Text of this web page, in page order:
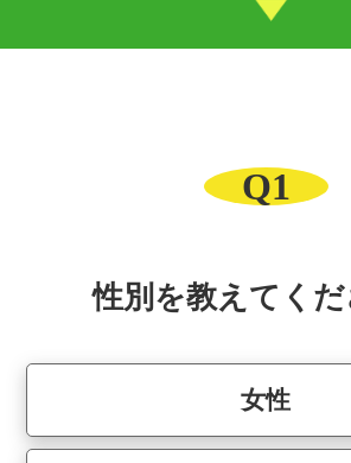
Q1
性別を教えてくだ
女性